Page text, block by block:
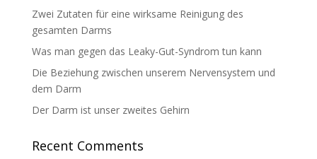
Zwei Zutaten für eine wirksame Reinigung des
gesamten Darms
Was man gegen das Leaky-Gut-Syndrom tun kann
Die Beziehung zwischen unserem Nervensystem und
dem Darm
Der Darm ist unser zweites Gehirn
Recent Comments